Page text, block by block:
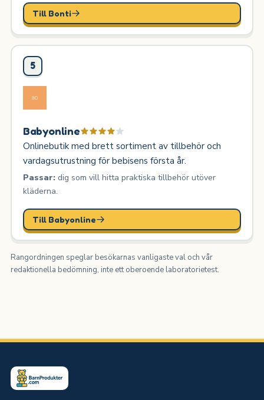
Till Bonti
5
Babyonline
Onlinebutik med brett sortiment av tillbehör och
vardagsutrustning för bebisens första år.
Passar:dig som vill hitta praktiska tillbehör utöver
kläderna.
Till Babyonline
Rangordningen speglar besökarnas vanligaste val och vår
redaktionella bedömning, inte ett oberoende laboratorietest.